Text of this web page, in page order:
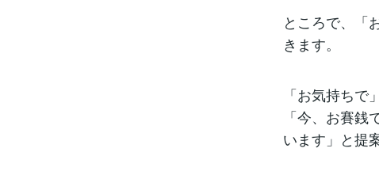
ところで、「
きます。
「お気持ち
「今、お賽
います」と提